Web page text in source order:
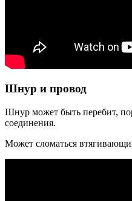
Шнур и провод
Шнур может быть перебит,
соединения.
Может сломаться